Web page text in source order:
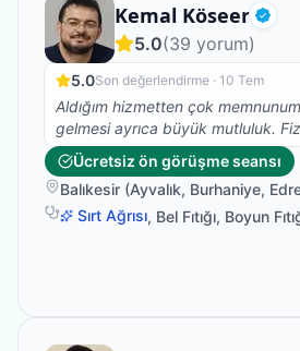
Kemal Köseer
Fizyoterapist
5.0(39 yorum)
5.0Son değerlendirme · 10 Tem
Aldığım hizmetten çok
gelmesi ayrıca büyük mutluluk.
olan tüm dostlara öneririm.
ederim.
Ücretsiz ön görüşme seansı
Balıkesir (Ayvalık, Burhaniye,
Sırt Ağrısı, Bel Fıtığı, Boyun